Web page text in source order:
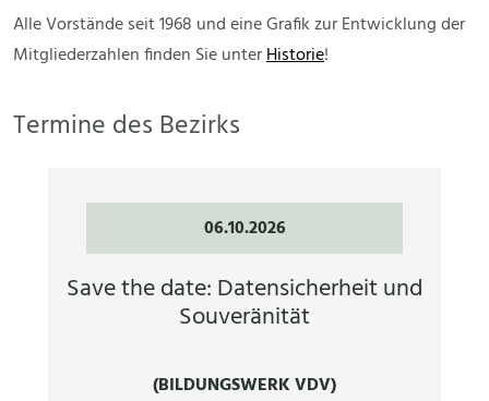
Alle Vorstände seit 1968 und eine Grafik zur Entwicklung der
Mitgliederzahlen finden Sie unterHistorie!
Termine des Bezirks
06.10.2026
Save the date: Datensicherheit und
Souveränität
(BILDUNGSWERK VDV)